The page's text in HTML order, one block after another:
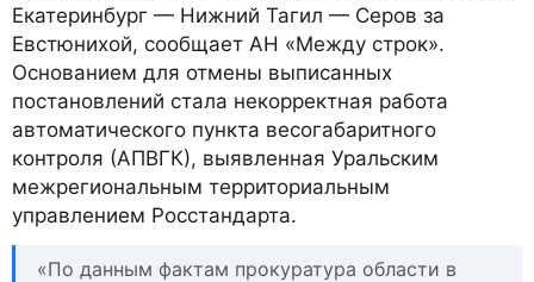
Екатеринбург — Нижний Тагил — Серов за
Евстюнихой, сообщает АН «Между строк».
Основанием для отмены выписанных
постановлений стала некорректная работа
автоматического пункта весогабаритного
контроля (АПВГК), выявленная Уральским
межрегиональным территориальным
управлением Росстандарта.
«По данным фактам прокуратура области в